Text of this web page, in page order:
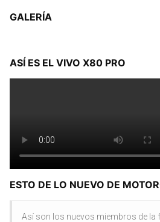
GALERÍA
ASÍ ES EL VIVO X80 PRO
ESTO DE LO NUEVO DE
Así son los nuevos miembros de la